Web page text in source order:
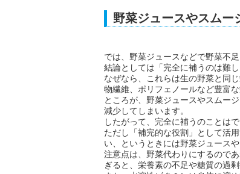
野菜ジュースやスムー
では、野菜ジュースなどで野菜不
結論としては「完全に補うのは難し
なぜなら、これらは生の野菜と同
物繊維、ポリフェノールなど豊富
ところが、野菜ジュースやスムー
減少してしまいます。
したがって、完全に補うのことはで
ただし「補完的な役割」として活
い、というときには野菜ジュース
注意点は、野菜代わりにするので
ぎると、栄養素の不足や糖質の過